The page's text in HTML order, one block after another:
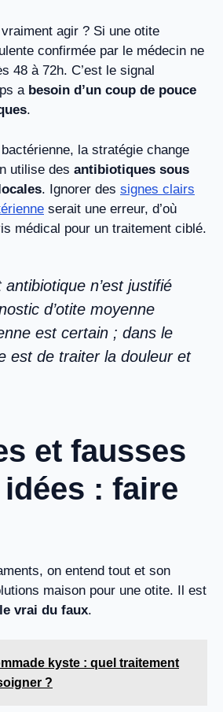
agir ? Si une otite
confirmée par le médecin ne
48 à 72h. C’est le signal
a besoin d’un coup de pouce
.
la stratégie change
utilise des antibiotiques sous
. Ignorer des signes clairs
serait une erreur, d’où
médical pour un traitement ciblé.
n’est justifié
d’otite moyenne
est certain ; dans le
est de traiter la douleur et
et fausses
: faire
on entend tout et son
maison pour une otite. Il est
vrai du faux.
kyste : quel traitement
?